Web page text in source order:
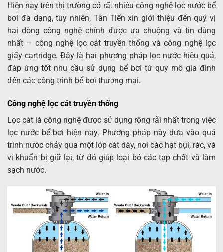
Hiện nay trên thị trường có rất nhiều công nghệ lọc nước bể
bơi đa dạng, tuy nhiên, Tân Tiến xin giới thiệu đến quý vị
hai dòng công nghệ chính được ưa chuộng và tin dùng
nhất – công nghệ lọc cát truyền thống và công nghệ lọc
giấy cartridge. Đây là hai phương pháp lọc nước hiệu quả,
đáp ứng tốt nhu cầu sử dụng bể bơi từ quy mô gia đình
đến các công trình bể bơi thương mại.
Công nghệ lọc cát truyền thống
Lọc cát là công nghệ được sử dụng rộng rãi nhất trong việc
lọc nước bể bơi hiện nay. Phương pháp này dựa vào quá
trình nước chảy qua một lớp cát dày, nơi các hạt bụi, rác, và
vi khuẩn bị giữ lại, từ đó giúp loại bỏ các tạp chất và làm
sạch nước.